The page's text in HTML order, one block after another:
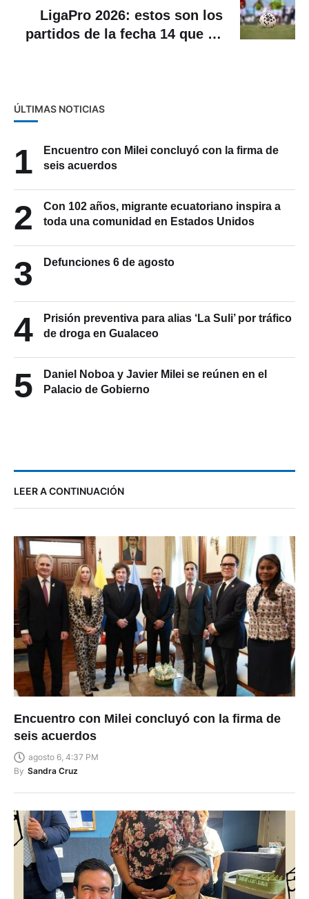
LigaPro 2026: estos son los
partidos de la fecha 14 que se
ÚLTIMAS NOTICIAS
1
Encuentro con Milei concluyó con la firma de
seis acuerdos
2
Con 102 años, migrante ecuatoriano inspira a
toda una comunidad en Estados Unidos
3 Defunciones 6 de agosto
4
Prisión preventiva para alias ‘La Suli’ por tráfico
de droga en Gualaceo
5
Daniel Noboa y Javier Milei se reúnen en el
Palacio de Gobierno
LEER A CONTINUACIÓN
Encuentro con Milei concluyó con la firma de
seis acuerdos
agosto 6, 4:37 PM
By Sandra Cruz